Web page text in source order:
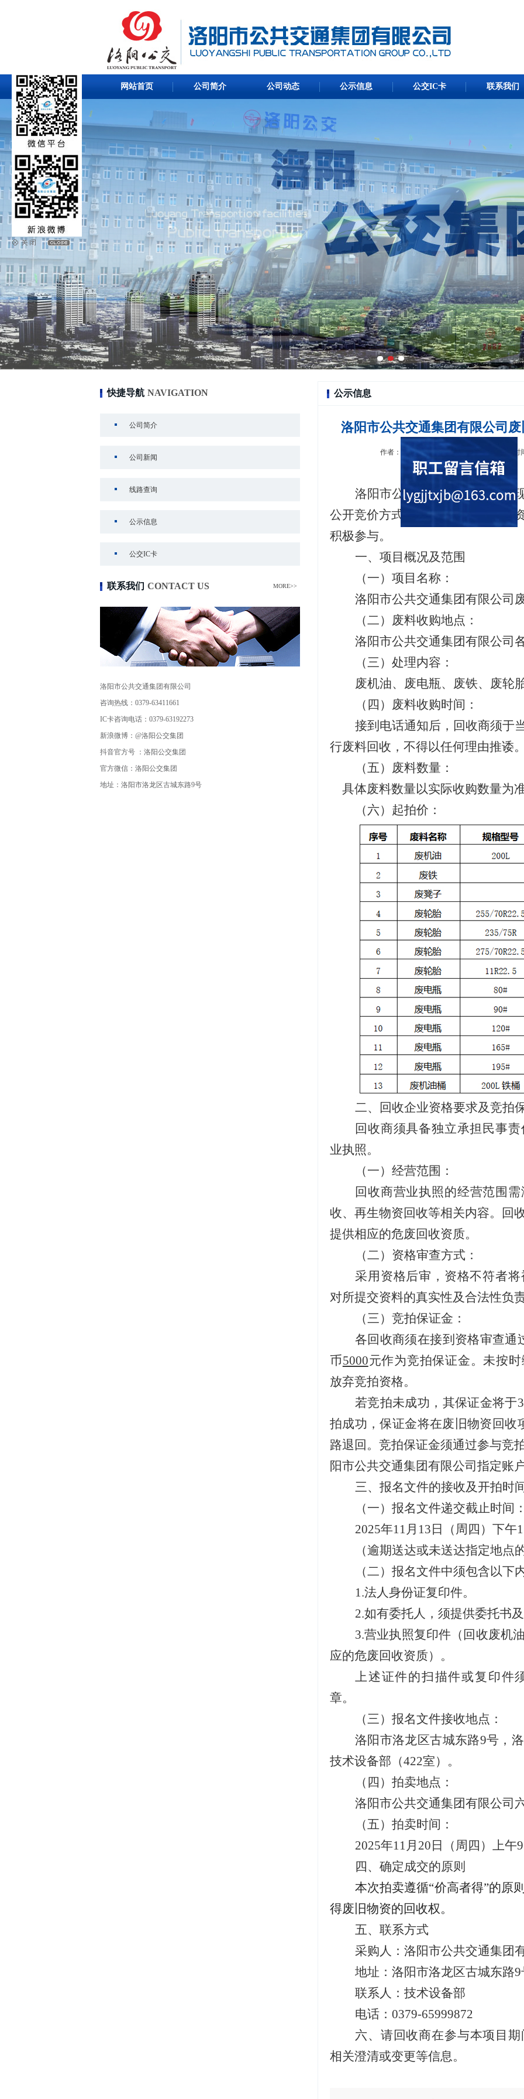
网站首页 公司简介 公司动态 公示信息 公交IC卡 联系我们
快捷导航 NAVIGATION
公司简介
公司新闻
线路查询
公示信息
公交IC卡
联系我们 CONTACT US MORE>>
洛阳市公共交通集团有限公司
咨询热线：0379-63411661
IC卡咨询电话：0379-63192273
新浪微博：@洛阳公交集团
抖音官方号 ：洛阳公交集团
官方微信：洛阳公交集团
地址：洛阳市洛龙区古城东路9号
公示信息
洛阳市公共交通集团有限公司
作者：洛阳市公共交通集团有限公司 发布时
洛阳市公共交通集团有限公司
公开竞价方式进行拍卖，诚邀具备
积极参与。
一、项目概况及范围
（一） 项目名称：
洛阳市公共交通集团有限公司
（二） 废料收购地点：
洛阳市公共交通集团有限公司
（三） 处理内容：
废机油、废电瓶、废铁、废轮
（四） 废料收购时间：
接到电话通知后，回收商须于
行废料回收，不得以任何理由推诿
（五） 废料数量：
具体废料数量以实际收购数量为
（六）起拍价：
二、 回收企业资格要求及竞拍
回收商须具备独立承担民事
业执照。
（一） 经营范围：
回收商营业执照的经营范围
收、再生物资回收等相关内容。回
提供相应的危废回收资质。
（二）资格审查方式：
采用资格后审，资格不符者
对所提交资料的真实性及合法性负
（三） 竞拍保证金 ：
各回收商须在接到资格审查通
币5000元作为竞拍保证金。未按
放弃竞拍资格。
若竞拍未成功，其保证金将于3
拍成功，保证金将在废旧物资回收
路退回。竞拍保证金须通过参与竞
阳市公共交通集团有限公司指定账
三、 报名文件的接收及开拍时
（一） 报名文件递交截止时间
2025年11月 13 日（周四）下午
（逾期送达或未送达指定地点
（二）报名文件中须包含以下
1.法人身份证复印件。
2.如有委托人，须提供委托书
3.营业执照复印件（回收废机
应的危废回收资质）。
上述证件的扫描件或复印件
章。
（三） 报名文件接收地点 ：
洛阳市洛龙区古城东路9号 ，
技术设备部 （422室） 。
（四） 拍卖地点：
洛阳市公共交通集团有限公司
（五） 拍卖时间：
2025年11月 20 日（周四）上午
四、确定成交的原则
本次拍卖遵循“价高者得”的原
得废旧物资的回收权。
五、联系方式
采购人：洛阳市公共交通集团
地址：洛阳市洛龙区古城东路9
联系人： 技术设备部
电话： 0379-65999872
六、请回收商在参与本项目期
相关澄清或变更等信息。